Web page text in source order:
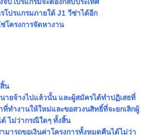
บโปรแกรมจะต้องกลับประเทศ
ปรแกรมภายใต้ J1 วีซ่าได้อีก
โครงการจัดหางาน
น
ยจ้างไปแล้วนั้น และผู้สมัครได้ทำปฏิเสธที่
ทำงานให้ใหม่และขอสวงนสิทธิ์ที่จะยกเลิกผู้
ด้ ไม่ว่ากรณีใดๆ ทั้งสิ้น
มารถขอเงินค่าโครงการทั้งหมดคืนได้ไม่ว่า